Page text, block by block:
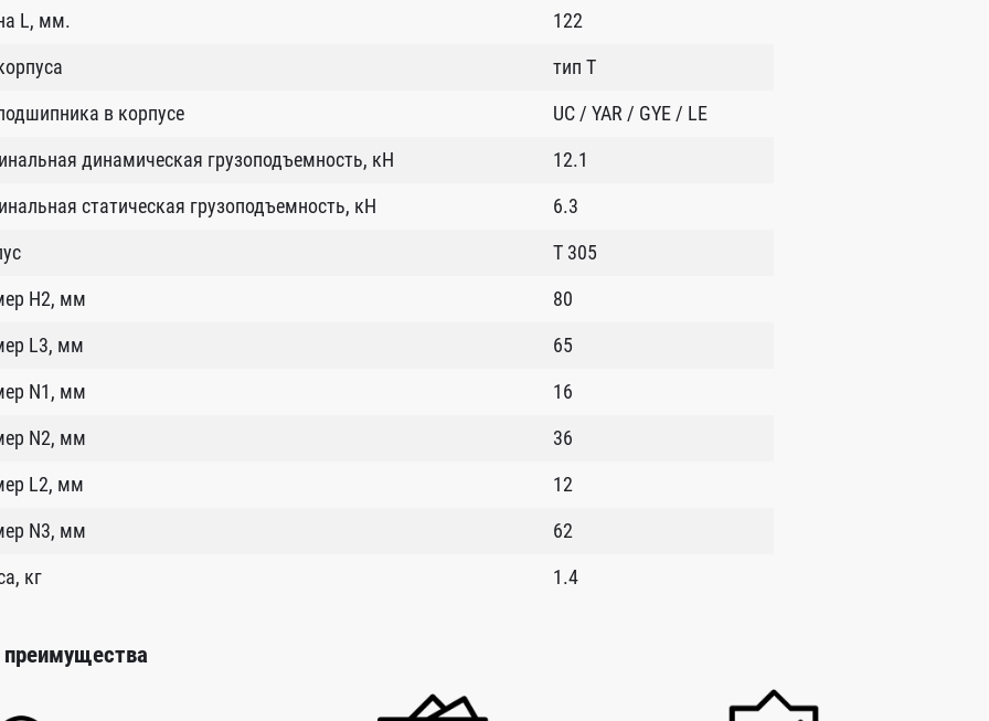
L, мм.
122
тип T
в корпусе
UC / YAR / GYE / LE
динамическая грузоподъемность, кН
12.1
статическая грузоподъемность, кН
6.3
T 305
Н2, мм
80
L3, мм
65
N1, мм
16
N2, мм
36
L2, мм
12
N3, мм
62
кг
1.4